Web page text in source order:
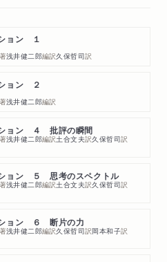
ョン １
著浅井健二郎編訳久保哲司訳
ョン ２
著浅井健二郎編訳
ョン ４ 批評の瞬間
著浅井健二郎編訳土合文夫訳久保哲司訳
ョン ５ 思考のスペクトル
著浅井健二郎編訳土合文夫訳久保哲司訳
ョン ６ 断片の力
著浅井健二郎編訳久保哲司訳岡本和子訳